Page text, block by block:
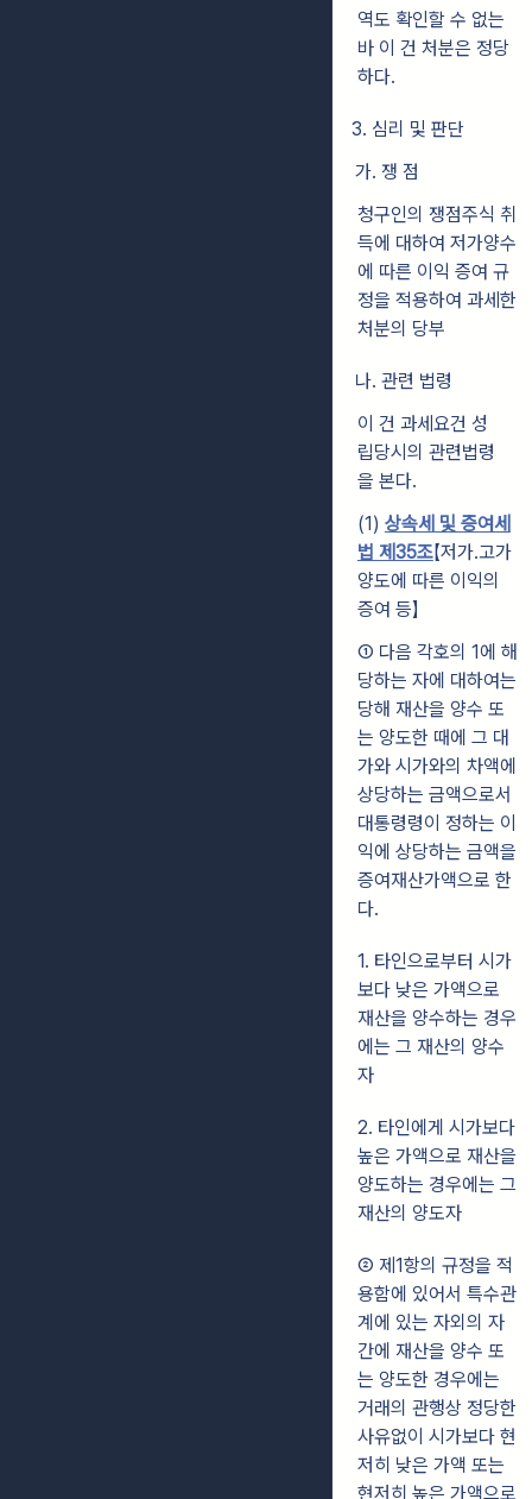
역도 확인할 수 없는
바 이 건 처분은 정당
하다.
3. 심리 및 판단
가. 쟁 점
청구인의 쟁점주식 취
득에 대하여 저가양수
에 따른 이익 증여 규
정을 적용하여 과세한
처분의 당부
나. 관련 법령
이 건 과세요건 성
립당시의 관련법령
을 본다.
(1) 상속세 및 증여세
법 제35조【저가․고가
양도에 따른 이익의
증여 등】
① 다음 각호의 1에 해
당하는 자에 대하여는
당해 재산을 양수 또
는 양도한 때에 그 대
가와 시가와의 차액에
상당하는 금액으로서
대통령령이 정하는 이
익에 상당하는 금액을
증여재산가액으로 한
다.
1. 타인으로부터 시가
보다 낮은 가액으로
재산을 양수하는 경우
에는 그 재산의 양수
자
2. 타인에게 시가보다
높은 가액으로 재산을
양도하는 경우에는 그
재산의 양도자
② 제1항의 규정을 적
용함에 있어서 특수관
계에 있는 자외의 자
간에 재산을 양수 또
는 양도한 경우에는
거래의 관행상 정당한
사유없이 시가보다 현
저히 낮은 가액 또는
현저히 높은 가액으로